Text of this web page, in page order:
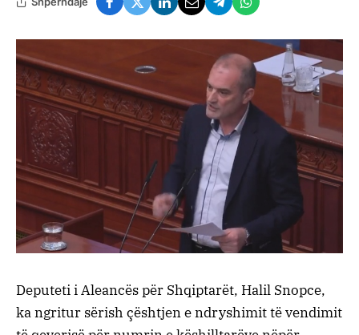
Deputeti i Aleancës për Shqiptarët, Halil Snopce,
ka ngritur sërish çështjen e ndryshimit të vendimit